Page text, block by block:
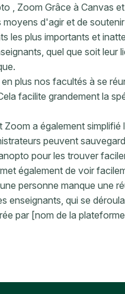
, Zoom Grâce à Canvas
d'agir et de
les plus importants et
quel que soit
plus nos facultés à se
facilite grandement la
a également
peuvent
pour les trouver
également de voir
personne manque une
enseignants, qui se
par [nom de la